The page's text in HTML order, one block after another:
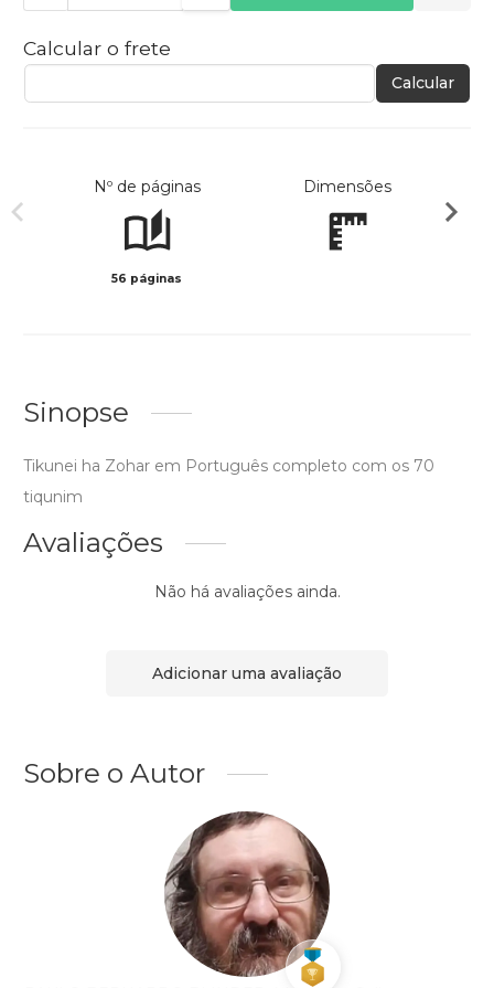
Calcular o frete
Calcular
Nº de páginas
56 páginas
Dimensões
Sinopse
Tikunei ha Zohar em Português completo com os 70
tiqunim
Avaliações
Não há avaliações ainda.
Adicionar uma avaliação
Sobre o Autor